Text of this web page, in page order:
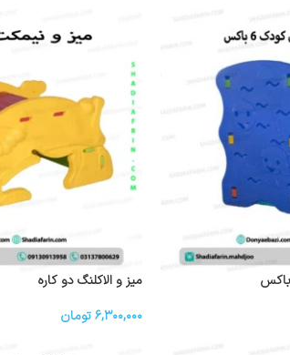
میز و الاکلنگ دو کاره
۶,۳۰۰,۰۰۰ تومان